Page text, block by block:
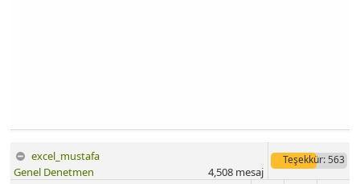
excel_mustafa
Genel Denetmen
Teşekkür: 563
4,508mesaj